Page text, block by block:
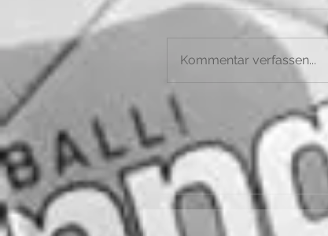
Kommentar verfassen...